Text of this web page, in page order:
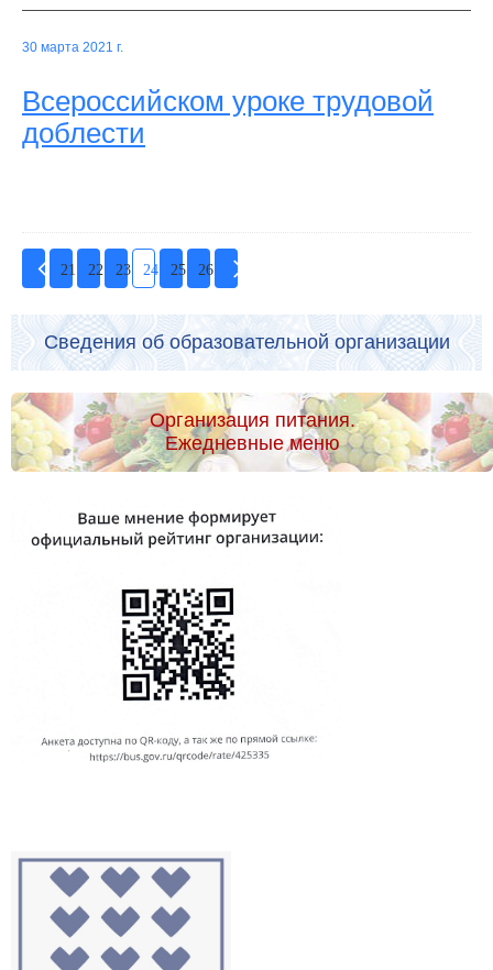
30 марта 2021 г.
Всероссийском уроке трудовой
доблести
21 22 23 24 25 26
Сведения об образовательной организации
Организация питания.
Ежедневные меню